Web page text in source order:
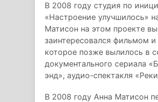
В 2008 году студия по
«Настроение улучшилось»
Матисон на этом проекте
заинтересовался фильмом
которое позже вылилось в
документального сериала
энд», аудио-спектакля
В 2008 году Анна Матисон